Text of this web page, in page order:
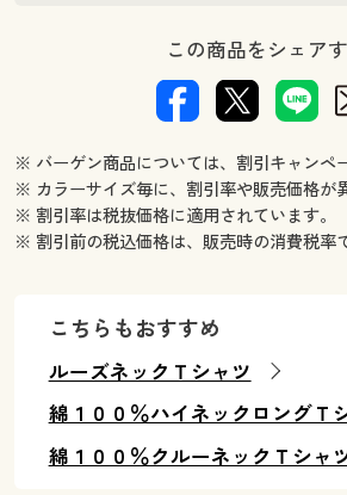
この商品をシェア
※ バーゲン商品については、割引キャンペ
※ カラーサイズ毎に、割引率や販売価格が
※ 割引率は税抜価格に適用されています。
※ 割引前の税込価格は、販売時の消費税率
こちらもおすすめ
ルーズネックＴシャツ
綿１００％ハイネックロングＴ
綿１００％クルーネックＴシャ